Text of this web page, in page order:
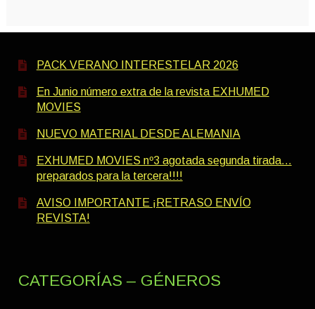
PACK VERANO INTERESTELAR 2026
En Junio número extra de la revista EXHUMED
MOVIES
NUEVO MATERIAL DESDE ALEMANIA
EXHUMED MOVIES nº3 agotada segunda tirada…
preparados para la tercera!!!!
AVISO IMPORTANTE ¡RETRASO ENVÍO
REVISTA!
CATEGORÍAS – GÉNEROS